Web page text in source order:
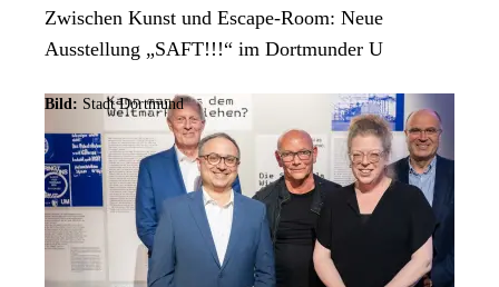
Zwischen Kunst und Escape-Room: Neue
Ausstellung „SAFT!!!“ im Dortmunder U
Bild: Stadt Dortmund